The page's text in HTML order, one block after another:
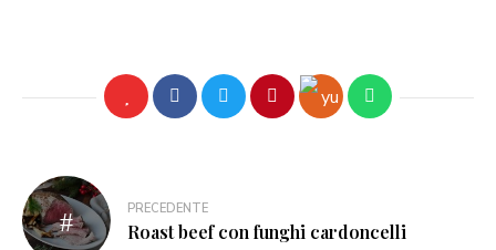
PRECEDENTE
Roast beef con funghi cardoncelli